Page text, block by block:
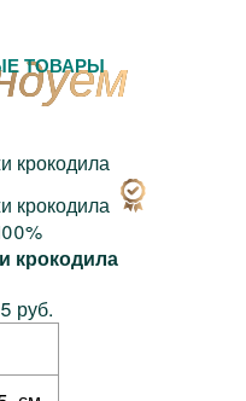
ТОВАРЫ
крокодила
руб.